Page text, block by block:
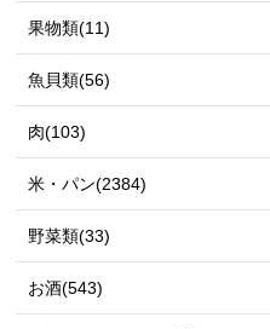
果物類(11)
魚貝類(56)
肉(103)
米・パン(2384)
野菜類(33)
お酒(543)